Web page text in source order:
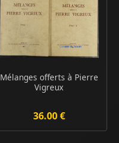
Mélanges offerts à Pierre
Vigreux
36.00 €